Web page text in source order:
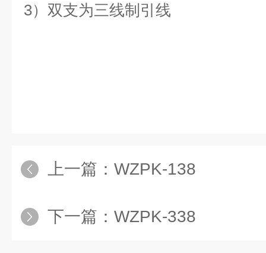
3）双支为三线制引线
上一篇： WZPK-138
下一篇： WZPK-338